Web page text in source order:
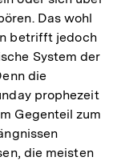
Das wohl
betrifft jedoch
System der
die
prophezeit
Gegenteil zum
die meisten